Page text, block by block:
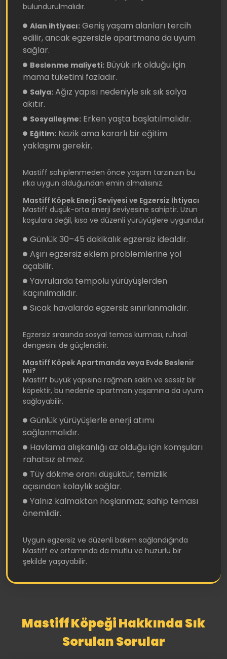
bulundurulmalıdır.
Alan ihtiyacı: Geniş yaşam alanları tercih
edilir, ancak egzersizle apartmana da uyum
sağlar.
Beslenme maliyeti: Büyük ırk olduğu için
mama tüketimi fazladır.
Salya: Ağız yapısı nedeniyle sık sık salya
akıtır.
Sosyalleşme: Erken yaşta başlatılmalıdır.
Eğitim: Nazik ama kararlı bir eğitim
yaklaşımı gerekir.
Mastiff sahiplenmeden önce yaşam tarzınızın bu
ırka uygun olduğundan emin olmalısınız.
Mastiff Köpek Enerji Seviyesi ve Egzersiz İhtiyacı
Mastiff düşük-orta enerji seviyesine sahiptir. Uzun
koşulara değil, kısa ve düzenli yürüyüşlere uygundur.
Günlük 30–45 dakikalık egzersiz idealdir.
Aşırı egzersiz eklem problemlerine yol
açabilir.
Yavrularda tempolu yürüyüşlerden
kaçınılmalıdır.
Sıcak havalarda egzersiz sınırlanmalıdır.
Egzersiz sırasında sosyal temas kurması, ruhsal
dengesini de güçlendirir.
Mastiff Köpek Apartmanda veya Evde Beslenir
mi?
Mastiff büyük yapısına rağmen sakin ve sessiz bir
köpektir, bu nedenle apartman yaşamına da uyum
sağlayabilir.
Günlük yürüyüşlerle enerji atımı
sağlanmalıdır.
Havlama alışkanlığı az olduğu için komşuları
rahatsız etmez.
Tüy dökme oranı düşüktür; temizlik
açısından kolaylık sağlar.
Yalnız kalmaktan hoşlanmaz; sahip teması
önemlidir.
Uygun egzersiz ve düzenli bakım sağlandığında
Mastiff ev ortamında da mutlu ve huzurlu bir
şekilde yaşayabilir.
Mastiff Köpeği Hakkında Sık
Sorulan Sorular